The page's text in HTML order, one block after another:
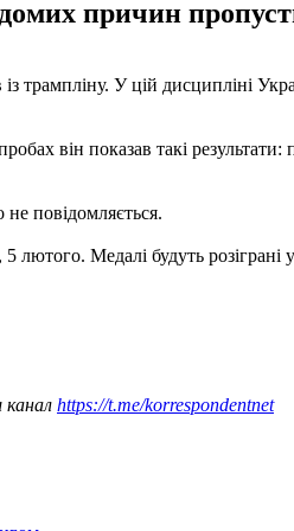
причин
трампліну. У цій дисципліні
він показав такі
повідомляється.
лютого. Медалі будуть
канал https://t.me/korrespondentnet